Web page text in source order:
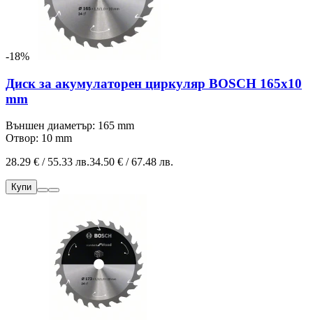
-18%
Диск за акумулаторен циркуляр BOSCH 165x10
mm
Външен диаметър: 165 mm
Отвор: 10 mm
28.29 € / 55.33 лв.34.50 € / 67.48 лв.
Купи